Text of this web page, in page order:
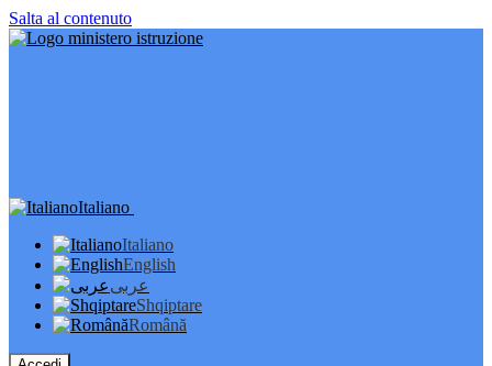
Salta al contenuto
Italiano
Italiano
English
عربى
Shqiptare
Română